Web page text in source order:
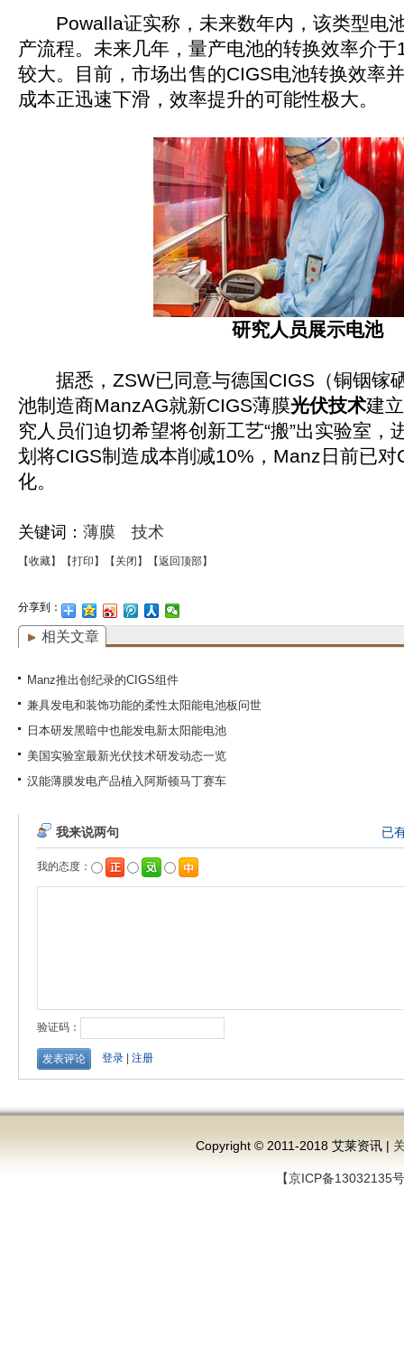
Powalla证实称，未来数年内，该类型电
产流程。未来几年，量产电池的转换效率介
较大。目前，市场出售的CIGS电池转换效率
成本正迅速下滑，效率提升的可能性极大。
研究人员展示电池
据悉，ZSW已同意与德国CIGS（铜铟镓
池制造商ManzAG就新CIGS薄膜光伏技术建
究人员们迫切希望将创新工艺“搬”出实验室，
划将CIGS制造成本削减10%，Manz日前已对
化。
关键词： 薄膜 技术
【收藏】 【打印】 【关闭】 【返回顶部】
分享到：
相关文章
Manz推出创纪录的CIGS组件
兼具发电和装饰功能的柔性太阳能电池板问世
日本研发黑暗中也能发电新太阳能电池
美国实验室最新光伏技术研发动态一览
汉能薄膜发电产品植入阿斯顿马丁赛车
Copyright © 2011-2018 艾莱资讯 |
【京ICP备13032135